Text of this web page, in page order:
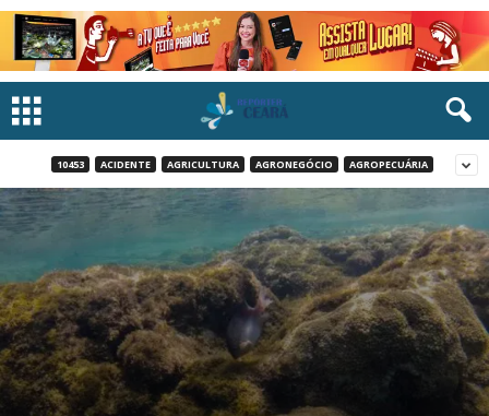
10453 ACIDENTE AGRICULTURA AGRONEGÓCIO AGROPECUÁRIA